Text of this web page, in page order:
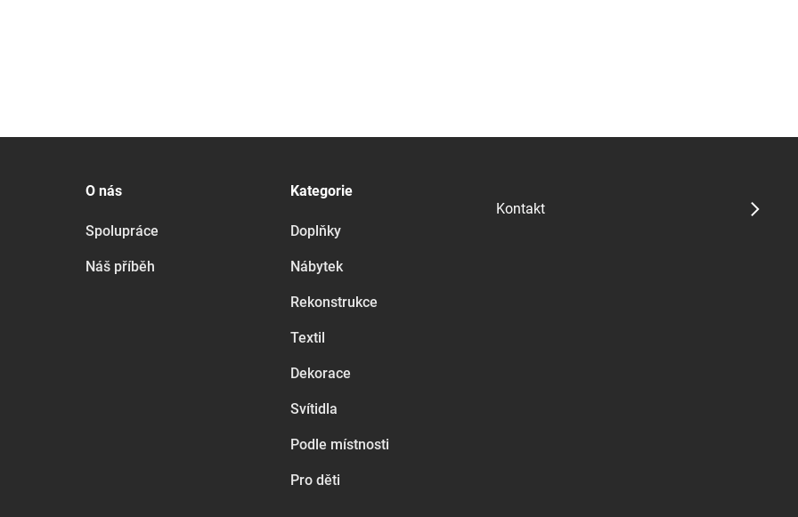
O nás
Spolupráce
Náš příběh
Kategorie
Doplňky
Nábytek
Rekonstrukce
Textil
Dekorace
Svítidla
Podle místnosti
Pro děti
Kontakt